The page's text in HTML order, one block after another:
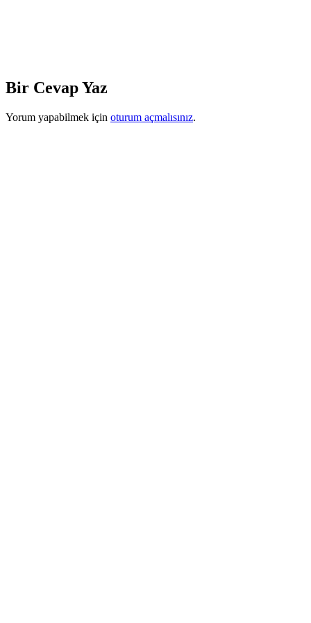
Bir Cevap Yaz
Yorum yapabilmek için oturum açmalısınız.